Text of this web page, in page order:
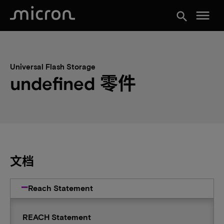
search menu
Universal Flash Storage
undefined 零件
文档
Reach Statement
REACH Statement